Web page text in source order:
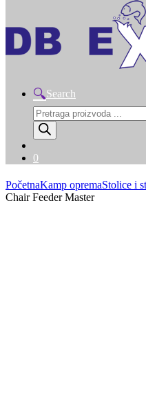
Search
Products
search
0
PočetnaKamp opremaStolice i
Chair Feeder Master